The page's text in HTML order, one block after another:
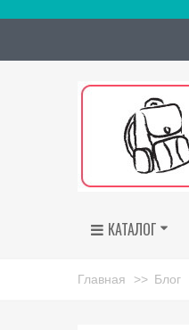
КАТАЛОГ
Главная >> Блог